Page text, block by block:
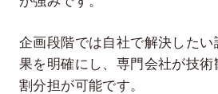
企画段階では自社で解決した
果を明確にし、専門会社が技
割分担が可能です。